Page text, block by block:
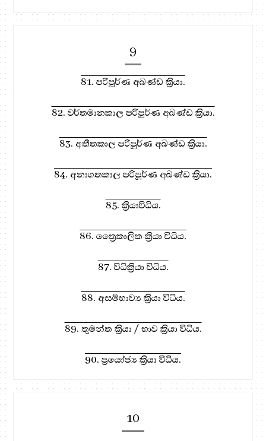
9
81. පරිපූර්ණ අඛණ්ඩ ක්‍රියා.
82. වර්තමානකාල පරිපූර්ණ අඛණ්ඩ ක්‍රියා.
83. අතීතකාල පරිපූර්ණ අඛණ්ඩ ක්‍රියා.
84. අනාගතකාල පරිපූර්ණ අඛණ්ඩ ක්‍රියා.
85. ක්‍රියාවිධිය.
86. ත්‍රෛකාලික ක්‍රියා විධිය.
87. විධික්‍රියා විධිය.
88. අසම්භාව්‍ය ක්‍රියා විධිය.
89. තුමන්ත ක්‍රියා / භාව ක්‍රියා විධිය.
90. ප්‍රයෝජ්‍ය ක්‍රියා විධිය.
10